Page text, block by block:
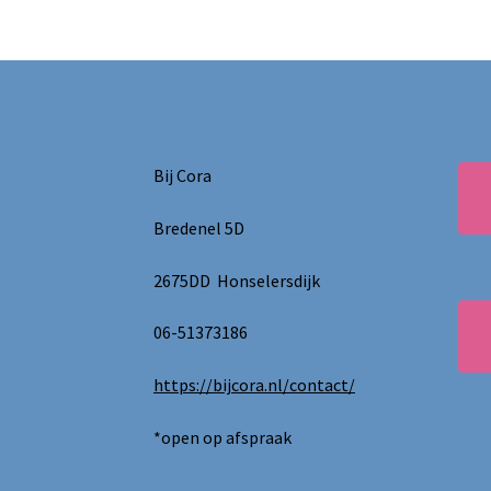
Bij Cora
Bredenel 5D
2675DD Honselersdijk
06-51373186
https://bijcora.nl/contact/
*open op afspraak